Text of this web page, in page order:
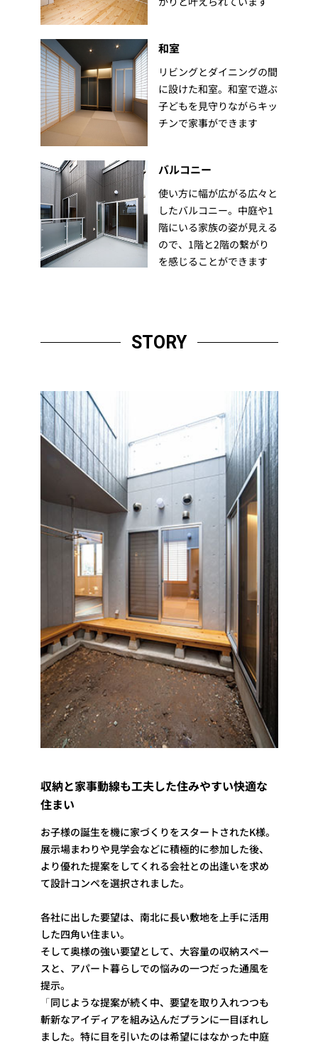
和室
リビングとダイニングの間
に設けた和室。和室で遊ぶ
子どもを見守りながらキッ
チンで家事ができます
バルコニー
使い方に幅が広がる広々と
したバルコニー。中庭や1
階にいる家族の姿が見える
ので、1階と2階の繋がり
を感じることができます
STORY
収納と家事動線も工夫した住みやすい快適な
住まい
お子様の誕生を機に家づくりをスタートされたK様。
展示場まわりや見学会などに積極的に参加した後、
より優れた提案をしてくれる会社との出逢いを求め
て設計コンペを選択されました。
各社に出した要望は、南北に長い敷地を上手に活用
した四角い住まい。
そして奥様の強い要望として、大容量の収納スペー
スと、アパート暮らしでの悩みの一つだった通風を
提示。
「同じような提案が続く中、要望を取り入れつつも
斬新なアイディアを組み込んだプランに一目ぼれし
ました。特に目を引いたのは希望にはなかった中庭